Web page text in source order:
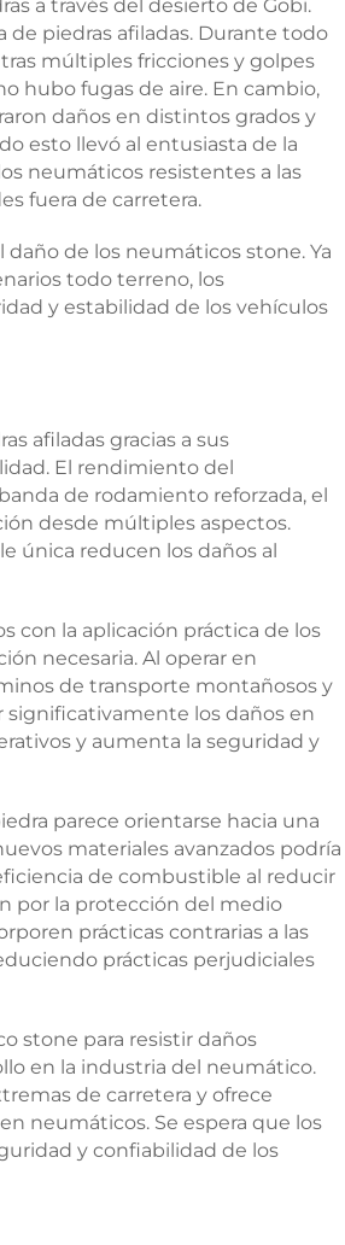
a través del desierto de Gobi.
piedras afiladas. Durante todo
múltiples fricciones y golpes
hubo fugas de aire. En cambio,
daños en distintos grados y
esto llevó al entusiasta de la
neumáticos resistentes a las
fuera de carretera.
de los neumáticos stone. Ya
todo terreno, los
y estabilidad de los vehículos
afiladas gracias a sus
El rendimiento del
de rodamiento reforzada, el
desde múltiples aspectos.
única reducen los daños al
con la aplicación práctica de los
necesaria. Al operar en
de transporte montañosos y
significativamente los daños en
y aumenta la seguridad y
parece orientarse hacia una
materiales avanzados podría
de combustible al reducir
por la protección del medio
prácticas contrarias a las
prácticas perjudiciales
stone para resistir daños
en la industria del neumático.
de carretera y ofrece
neumáticos. Se espera que los
y confiabilidad de los